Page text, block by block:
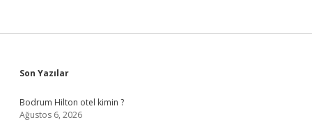
Sidebar
Son Yazılar
Bodrum Hilton otel kimin ?
Ağustos 6, 2026